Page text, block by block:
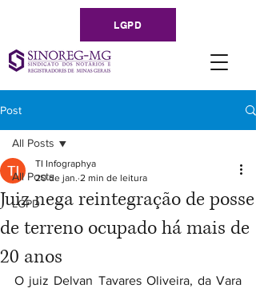
LGPD
Post
All Posts
LGPD
All Posts
Juiz nega reintegração de posse
de terreno ocupado há mais de
20 anos
TI Infographya
20 de jan. 2 min de leitura
O juiz Delvan Tavares Oliveira, da Vara